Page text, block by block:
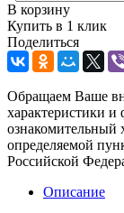
В корзину
Купить в 1 клик
Поделиться
Обращаем Ваше
характеристики и
ознакомительный
определяемой
Российской
Описание